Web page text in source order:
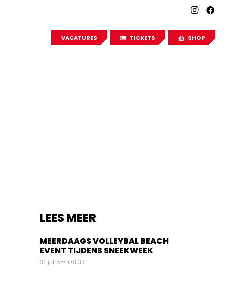
VACATURES TICKETS SHOP
LEES MEER
MEERDAAGS VOLLEYBAL BEACH
EVENT TIJDENS SNEEKWEEK
31 jul om 08:33